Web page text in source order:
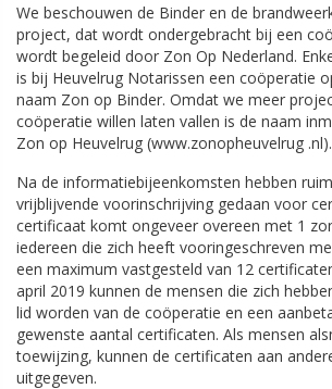
We beschouwen de Binder en de
project, dat wordt ondergebracht bij een
wordt begeleid door Zon Op Nederland.
is bij Heuvelrug Notarissen een coöperatie
naam Zon op Binder. Omdat we meer
coöperatie willen laten vallen is de naam
Zon op Heuvelrug (www.zonopheuvelrug .nl).
Na de informatiebijeenkomsten hebben
vrijblijvende voorinschrijving gedaan voor
certificaat komt ongeveer overeen met 1
iedereen die zich heeft vooringeschreven
een maximum vastgesteld van 12
april 2019 kunnen de mensen die zich
lid worden van de coöperatie en een
gewenste aantal certificaten. Als mensen
toewijzing, kunnen de certificaten aan
uitgegeven.